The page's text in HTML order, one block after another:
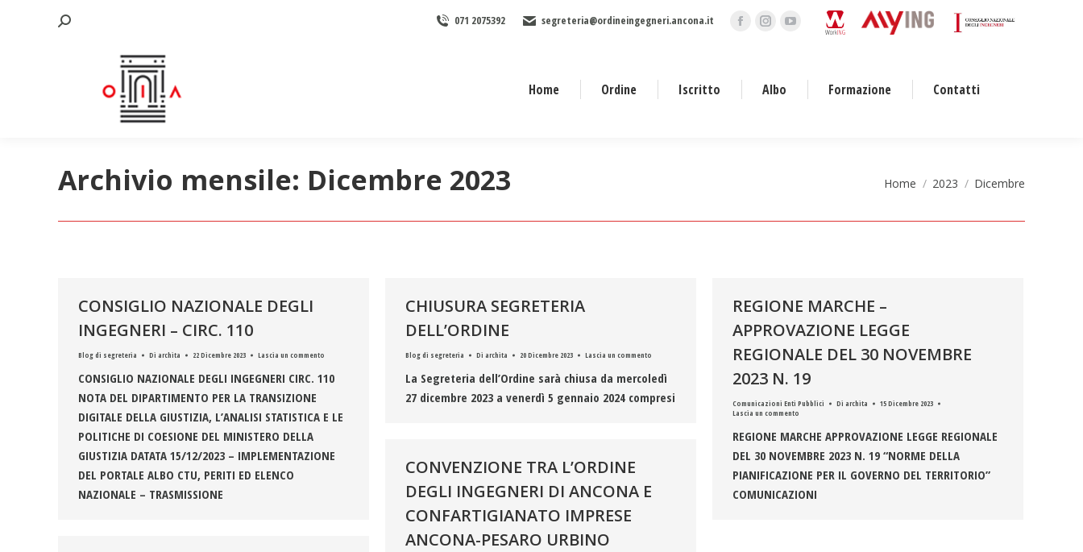
Cerca: 071 2075392 segreteria@ordineingegneri.ancona.it
FacebookInstagram
in
YouTube
Home Ordine Iscritto Albo Formazione Contatti
Archivio mensile: Dicembre 2023 Tu sei qui:
Home 2023 Dicembre
CONSIGLIO NAZIONALE DEGLI
INGEGNERI – CIRC. 110
Blog di segreteria Di archita 22 Dicembre 2023 Lascia un commento
CONSIGLIO NAZIONALE DEGLI INGEGNERI CIRC. 110
NOTA DEL DIPARTIMENTO PER LA TRANSIZIONE
DIGITALE DELLA GIUSTIZIA, L’ANALISI STATISTICA E LE
POLITICHE DI COESIONE DEL MINISTERO DELLA
GIUSTIZIA DATATA 15/12/2023 – IMPLEMENTAZIONE
DEL PORTALE ALBO CTU, PERITI ED ELENCO
NAZIONALE – TRASMISSIONE
CHIUSURA SEGRETERIA
DELL’ORDINE
Blog di segreteria Di archita 20 Dicembre 2023 Lascia un commento
La Segreteria dell’Ordine sarà chiusa da mercoledì
27 dicembre 2023 a venerdì 5 gennaio 2024 compresi
REGIONE MARCHE –
APPROVAZIONE LEGGE
REGIONALE DEL 30 NOVEMBRE
2023 N. 19
Comunicazioni Enti Pubblici Di archita
15 Dicembre 2023
Lascia un commento
REGIONE MARCHE APPROVAZIONE LEGGE REGIONALE
DEL 30 NOVEMBRE 2023 N. 19 “NORME DELLA
PIANIFICAZIONE PER IL GOVERNO DEL TERRITORIO”
COMUNICAZIONI
CONVENZIONE TRA L’ORDINE
DEGLI INGEGNERI DI ANCONA E
CONFARTIGIANATO IMPRESE
ANCONA-PESARO URBINO